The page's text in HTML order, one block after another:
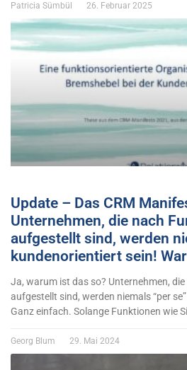
Patricia Sümbül 26. Februar 2025
Update – Das CRM
Unternehmen, die nach
aufgestellt sind, werden
kundenorientiert sein!
Ja, warum ist das so? Unternehmen,
aufgestellt sind, werden niemals “per
Ganz einfach. Solange Funktionen wie
Georg Blum 29. Mai 2024